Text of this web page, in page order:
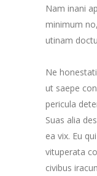
Nam inani
minimum
utinam
Ne
ut saepe
pericula
Suas alia
ea vix. Eu
vituperata
civibus